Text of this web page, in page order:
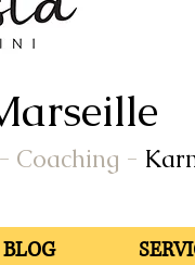
- Coaching -